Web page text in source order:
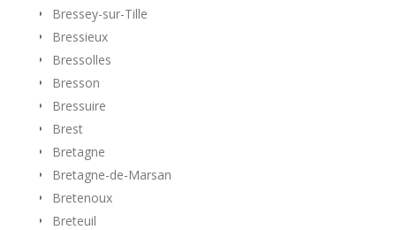
Bressey-sur-Tille
Bressieux
Bressolles
Bresson
Bressuire
Brest
Bretagne
Bretagne-de-Marsan
Bretenoux
Breteuil